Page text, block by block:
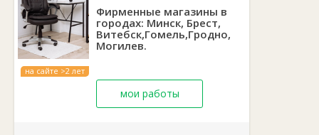
на сайте >2 лет
Фирменные магазины в
городах: Минск, Брест,
Витебск,Гомель,Гродно,
Могилев.
мои работы